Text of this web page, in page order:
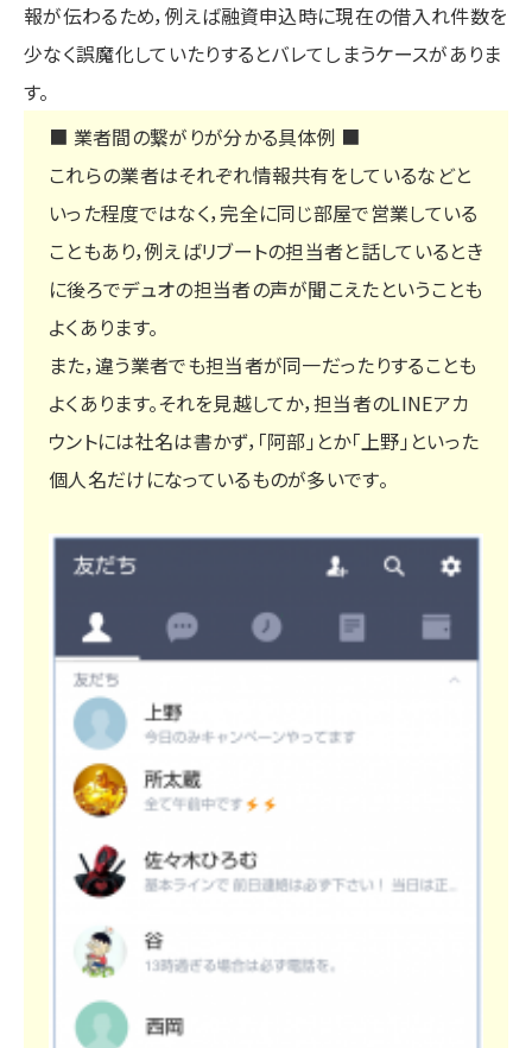
報が伝わるため，例えば融資申込時に現在の借入れ件数を
少なく誤魔化していたりするとバレてしまうケースがありま
す。
■ 業者間の繋がりが分かる具体例 ■
これらの業者はそれぞれ情報共有をしているなどと
いった程度ではなく，完全に同じ部屋で営業している
こともあり，例えばリブートの担当者と話しているとき
に後ろでデュオの担当者の声が聞こえたということも
よくあります。
また，違う業者でも担当者が同一だったりすることも
よくあります。それを見越してか，担当者のLINEアカ
ウントには社名は書かず，「阿部」とか「上野」といった
個人名だけになっているものが多いです。